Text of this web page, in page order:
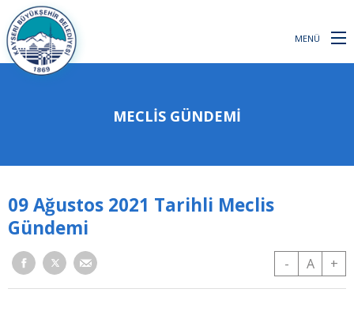
MENÜ
MECLİS GÜNDEMİ
09 Ağustos 2021 Tarihli Meclis
Gündemi
- A +